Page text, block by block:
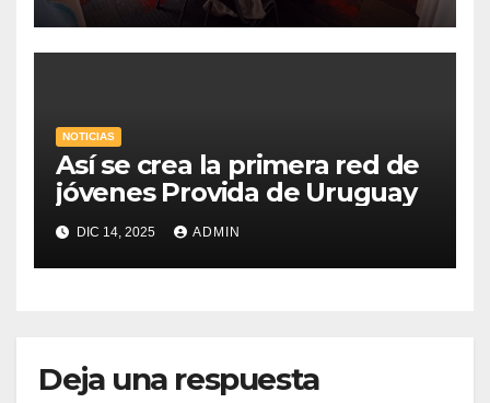
NOTICIAS
Así se crea la primera red de
jóvenes Provida de Uruguay
DIC 14, 2025 ADMIN
Deja una respuesta